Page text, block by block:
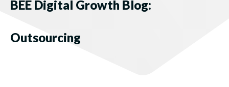
BEE Digital Growth Blog:
Outsourcing